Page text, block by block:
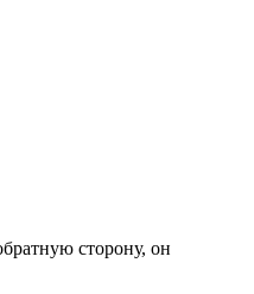
сторону, он